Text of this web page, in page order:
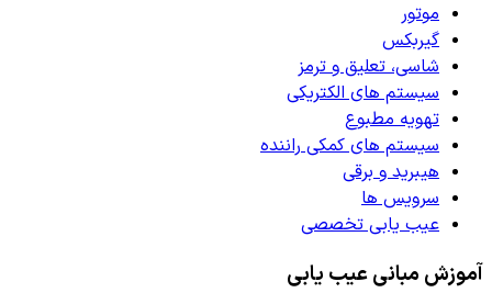
موتور
گیربکس
شاسی، تعلیق و ترمز
سیستم های الکتریکی
تهویه مطبوع
سیستم های کمکی راننده
هیبرید و برقی
سرویس ها
عیب یابی تخصصی
آموزش مبانی عیب یابی